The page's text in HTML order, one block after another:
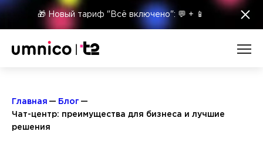
🎁 Новый тариф "Всё включено": 💬 + 📱 ×
Главная
Блог
Чат-центр: преимущества для бизнеса и лучшие
решения